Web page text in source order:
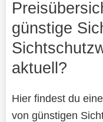
günstige
aktuell?
Hier findest du
von günstigen